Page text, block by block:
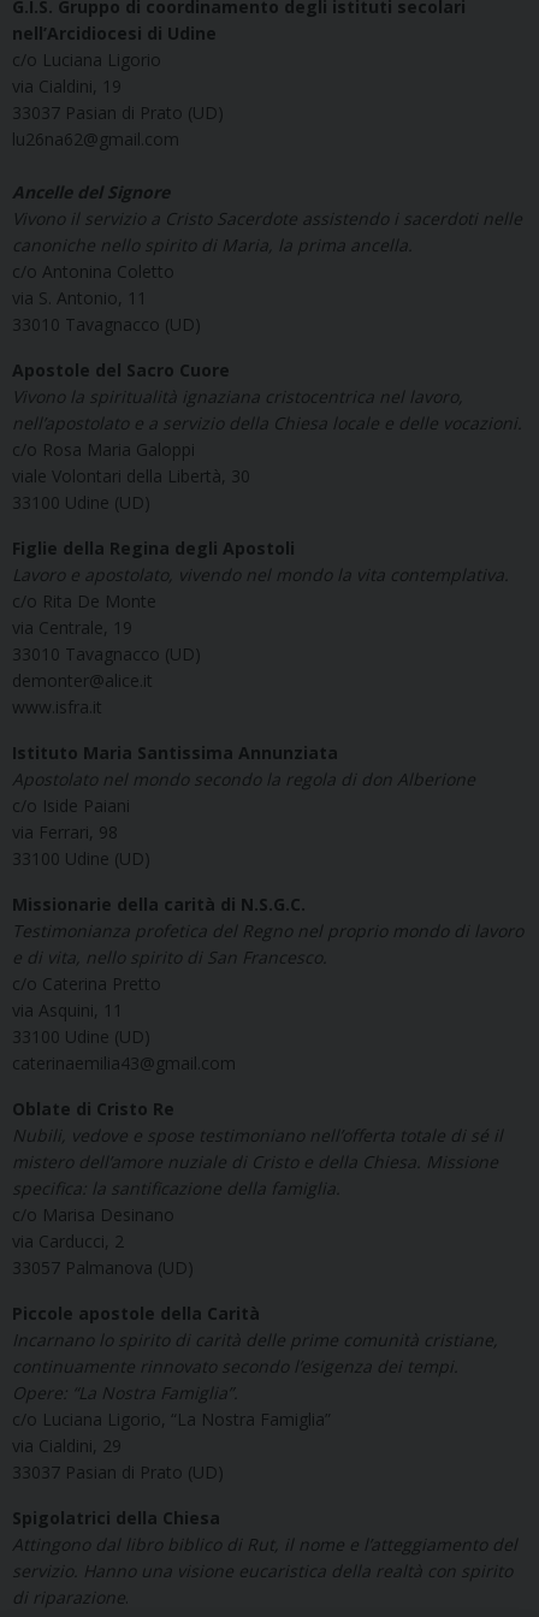
G.I.S. Gruppo di coordinamento degli istituti secolari
nell’Arcidiocesi di Udine
c/o Luciana Ligorio
via Cialdini, 19
33037 Pasian di Prato (UD)
lu26na62@gmail.com
Ancelle del Signore
Vivono il servizio a Cristo Sacerdote assistendo i sacerdoti nelle
canoniche nello spirito di Maria, la prima ancella.
c/o Antonina Coletto
via S. Antonio, 11
33010 Tavagnacco (UD)
Apostole del Sacro Cuore
Vivono la spiritualità ignaziana cristocentrica nel lavoro,
nell’apostolato e a servizio della Chiesa locale e delle vocazioni.
c/o Rosa Maria Galoppi
viale Volontari della Libertà, 30
33100 Udine (UD)
Figlie della Regina degli Apostoli
Lavoro e apostolato, vivendo nel mondo la vita contemplativa.
c/o Rita De Monte
via Centrale, 19
33010 Tavagnacco (UD)
demonter@alice.it
www.isfra.it
Istituto Maria Santissima Annunziata
Apostolato nel mondo secondo la regola di don Alberione
c/o Iside Paiani
via Ferrari, 98
33100 Udine (UD)
Missionarie della carità di N.S.G.C.
Testimonianza profetica del Regno nel proprio mondo di lavoro
e di vita, nello spirito di San Francesco.
c/o Caterina Pretto
via Asquini, 11
33100 Udine (UD)
caterinaemilia43@gmail.com
Oblate di Cristo Re
Nubili, vedove e spose testimoniano nell’offerta totale di sé il
mistero dell’amore nuziale di Cristo e della Chiesa. Missione
specifica: la santificazione della famiglia.
c/o Marisa Desinano
via Carducci, 2
33057 Palmanova (UD)
Piccole apostole della Carità
Incarnano lo spirito di carità delle prime comunità cristiane,
continuamente rinnovato secondo l’esigenza dei tempi.
Opere: “La Nostra Famiglia”.
c/o Luciana Ligorio, “La Nostra Famiglia”
via Cialdini, 29
33037 Pasian di Prato (UD)
Spigolatrici della Chiesa
Attingono dal libro biblico di Rut, il nome e l’atteggiamento del
servizio. Hanno una visione eucaristica della realtà con spirito
di riparazione